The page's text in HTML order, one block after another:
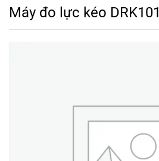
Máy đo lực kéo DRK101